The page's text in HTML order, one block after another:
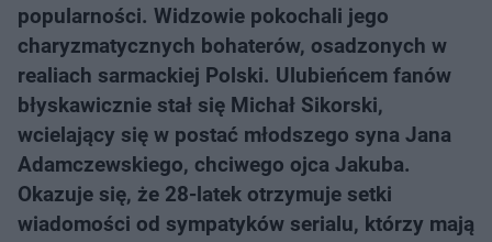
popularności. Widzowie pokochali jego
charyzmatycznych bohaterów, osadzonych w
realiach sarmackiej Polski. Ulubieńcem fanów
błyskawicznie stał się Michał Sikorski,
wcielający się w postać młodszego syna Jana
Adamczewskiego, chciwego ojca Jakuba.
Okazuje się, że 28-latek otrzymuje setki
wiadomości od sympatyków serialu, którzy mają